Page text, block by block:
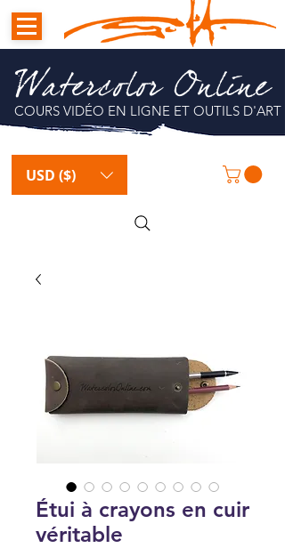
Watercolor Online
COURS VIDÉO EN LIGNE ET OUTILS D'ART
USD ($)
Étui à crayons en cuir
véritable